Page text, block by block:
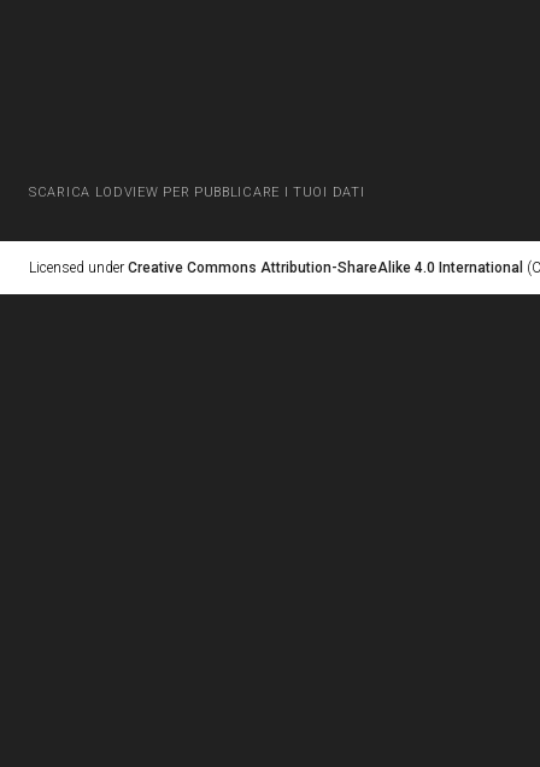
SCARICA LODVIEW PER PUBBLICARE I TUOI DATI
Licensed under Creative Commons Attribution-ShareAlike 4.0 International